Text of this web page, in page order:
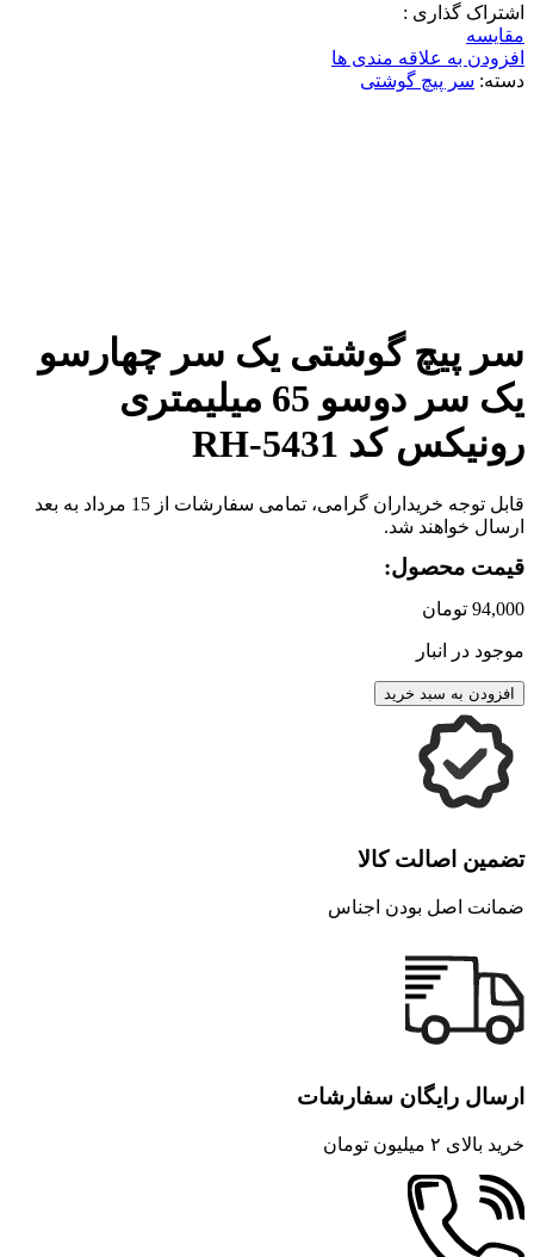
اشتراک گذاری :
مقایسه
افزودن به علاقه مندی ها
دسته: سر پیچ گوشتی
سر پیچ گوشتی یک سر چهارسو
یک سر دوسو 65 میلیمتری
رونیکس کد RH-5431
قابل توجه خریداران گرامی، تمامی سفارشات از 15 مرداد به بعد
ارسال خواهند شد.
قیمت محصول:
94,000 تومان
موجود در انبار
افزودن به سبد خرید
تضمین اصالت کالا
ضمانت اصل بودن اجناس
ارسال رایگان سفارشات
خرید بالای ۲ میلیون تومان